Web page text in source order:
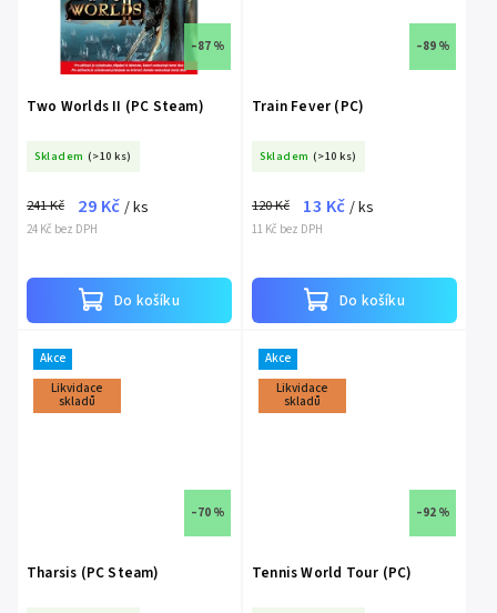
–87 %
Two Worlds II (PC Steam)
Skladem (>10 ks)
24 Kč bez DPH
241 Kč 29 Kč / ks
Do košíku
–89 %
Train Fever (PC)
Skladem (>10 ks)
11 Kč bez DPH
120 Kč 13 Kč / ks
Do košíku
Akce
Likvidace
skladů
–70 %
Tharsis (PC Steam)
Akce
Likvidace
skladů
–92 %
Tennis World Tour (PC)